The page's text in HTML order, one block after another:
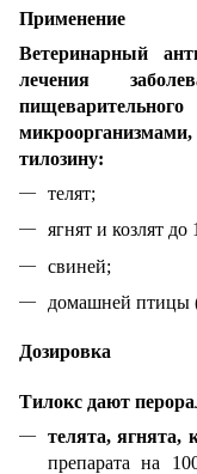
Применение
Ветеринарный
лечения
тилозину:
телят;
ягнят и козлят до
свиней;
домашней птицы
Дозировка
Тилокс дают
телята, ягнята,
препарата на